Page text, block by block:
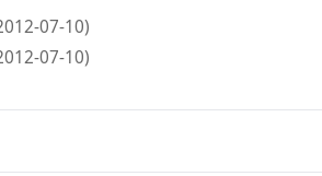
07-10)
07-10)